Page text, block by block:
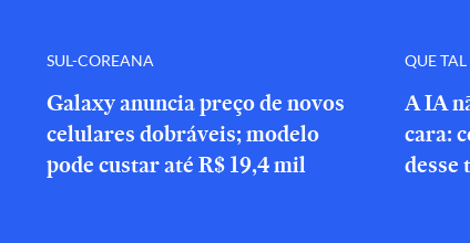
SUL-COREANA
Galaxy anuncia preço de novos
celulares dobráveis; modelo
pode custar até R$ 19,4 mil
QUE
A IA
cara:
desse